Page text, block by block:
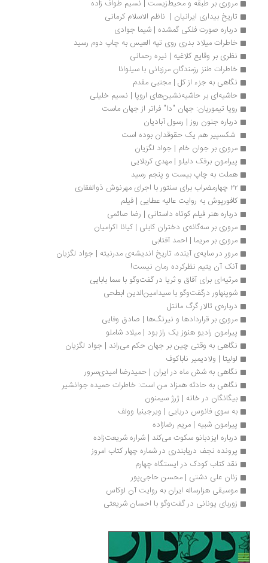
مروری بر طبقه و محیط‌زیست | نسیم طواف زاده
تاریخ بیداری ایرانیان |  ناظم الاسلام کرمانی
درباره صورت فلکی گمشده | شیما جوادی
خاطرات میلاد بدری روی تپه العیس به چاپ دوم رسید
نظری بر وقایع کلاغیه | نیره رحمانی
خاطرات طنز رزمندگان مرزبانی با سیلوانا
نگاهی به جزء از کل | مجتبی مقدم
حاشیه‌ای بر حاشیه‌نشین‌های اروپا | نسیم خلیلی
رویا تیموریان: جهان "دا" فراتر از جهان ماست
درباره جنون روز | رسول آبادیان
شکسپیر هم یک حقوقدان بوده است
مروری بر جوان خام | جواد لگزیان
پیرامون برفک دلیلو | مهدی کربلایی
هملت به چاپ بیست و پنجم رسید
۲۲ چهارمضراب برای سنتور با اجرای مهرنوش ذوالفقاری
کافورپوش به روایت عالیه عطایی | فیلم
درباره هنر فیلم کوتاه داستانی | رضا صائمی
مروری بر سه‌گانه‌ی دختران کابلی | کیانا اکرامیان
مروری بر مریما | احمد آفتابی
مرورِ در سایه‌ی آینده، تاریخ اندیشه‌ی مدرنیته | جواد لگزیان
آنک آن یتیم نظرکرده رمان نیست!
مرثیه‌ای برای آفاق و ثریا در گفت‌وگو با سما بابایی
شوپنهاور درگفت‌وگو با سیدامین‌الدین ابطحی
درباره‌ی تالار گرگ مانتل
مروری بر قراردادها و نیرنگ‌ها | صادق وفایی
پیرامون رادیو هنوز یک راز بود | میلاد شاملو
نگاهی به وقتی چین بر جهان حکم می‌راند | جواد لگزیان
لولیتا | ولادیمیر ناباکوف
نگاهی به شش ماه در ایران | حمیدرضا امیدی‌سرور
نگاهی به حادثه همزاد من است: خاطرات حمیده جوانشیر
بیگانگان در خانه | ژرژ سیمنون
به سوی فانوس دریایی | ویرجینیا وولف
پیرامون شبیه | مریم رضازاده
درباره ایزدبانو سکوت می‌کند | شراره شریعت‌زاده
پرونده نجف دریابندری در شماره چهار کتاب امروز
نقد کتاب کودک در ایستگاه چهارم
زنان علی دشتی | محسن حاجی‌پور
موسیقی هزارساله ایران به روایت آن لوکاس
زوربای یونانی در گفت‌وگو با احسان شریعتی